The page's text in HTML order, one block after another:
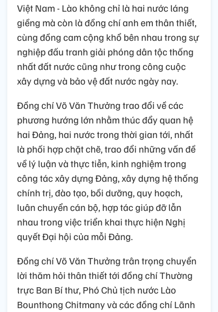
Việt Nam - Lào không chỉ là hai nước láng
giềng mà còn là đồng chí anh em thân thiết,
cùng đồng cam cộng khổ bên nhau trong sự
nghiệp đấu tranh giải phóng dân tộc thống
nhất đất nước cũng như trong công cuộc
xây dựng và bảo vệ đất nước ngày nay.
Đồng chí Võ Văn Thưởng trao đổi về các
phương hướng lớn nhằm thúc đẩy quan hệ
hai Đảng, hai nước trong thời gian tới, nhất
là phối hợp chặt chẽ, trao đổi những vấn đề
về lý luận và thực tiễn, kinh nghiệm trong
công tác xây dựng Đảng, xây dựng hệ thống
chính trị, đào tạo, bồi dưỡng, quy hoạch,
luân chuyển cán bộ, hợp tác giúp đỡ lẫn
nhau trong việc triển khai thực hiện Nghị
quyết Đại hội của mỗi Đảng.
Đồng chí Võ Văn Thưởng trân trọng chuyển
lời thăm hỏi thân thiết tới đồng chí Thường
trực Ban Bí thư, Phó Chủ tịch nước Lào
Bounthong Chitmany và các đồng chí Lãnh